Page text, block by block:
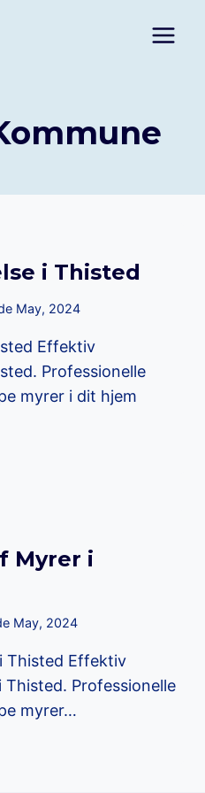
i Thisted
May, 2024
Effektiv
Professionelle
myrer i dit hjem
Myrer i
May, 2024
Thisted Effektiv
Professionelle
myrer…